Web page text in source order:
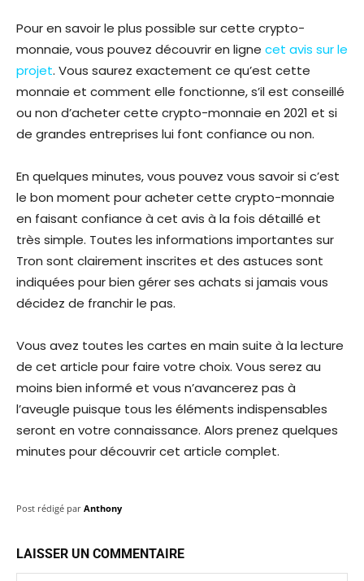
Pour en savoir le plus possible sur cette crypto-
monnaie, vous pouvez découvrir en ligne cet avis sur le
projet. Vous saurez exactement ce qu’est cette
monnaie et comment elle fonctionne, s’il est conseillé
ou non d’acheter cette crypto-monnaie en 2021 et si
de grandes entreprises lui font confiance ou non.
En quelques minutes, vous pouvez vous savoir si c’est
le bon moment pour acheter cette crypto-monnaie
en faisant confiance à cet avis à la fois détaillé et
très simple. Toutes les informations importantes sur
Tron sont clairement inscrites et des astuces sont
indiquées pour bien gérer ses achats si jamais vous
décidez de franchir le pas.
Vous avez toutes les cartes en main suite à la lecture
de cet article pour faire votre choix. Vous serez au
moins bien informé et vous n’avancerez pas à
l’aveugle puisque tous les éléments indispensables
seront en votre connaissance. Alors prenez quelques
minutes pour découvrir cet article complet.
Post rédigé par Anthony
LAISSER UN COMMENTAIRE